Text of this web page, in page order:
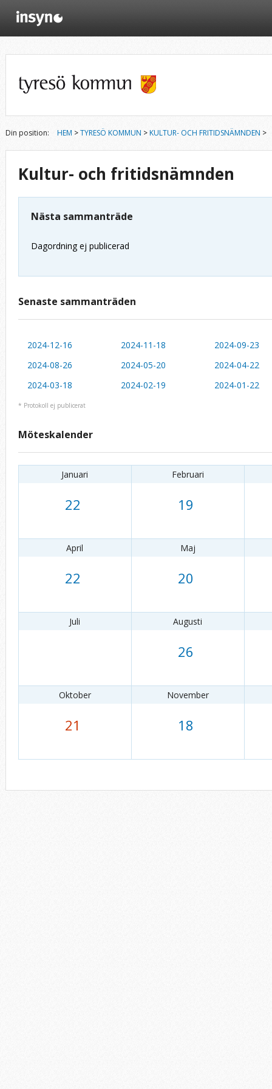
Din position: HEM >TYRESÖ KOMMUN >KULTUR- OCH FRITIDSNÄMNDEN >
Kultur- och fritidsnämnden
Nästa sammanträde
Dagordning ej publicerad
Senaste sammanträden
2024-12-16 2024-11-18
2024-09-23
2024-08-26
2024-05-20
2024-04-22
2024-03-18
2024-02-19 2024-01-22
* Protokoll ej publicerat
Möteskalender
Januari
22
Februari
19
April
22
Maj
20
Juli Augusti
26
Oktober
21
November
18